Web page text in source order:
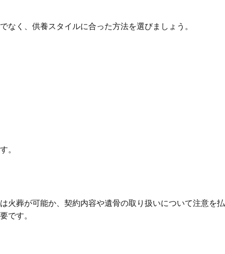
く、供養スタイルに合った方法を選びましょう。
。
火葬が可能か、契約内容や遺骨の取り扱いについて注意を払
です。